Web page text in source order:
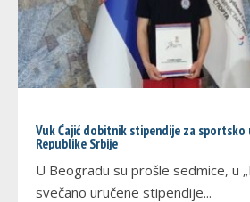
Vuk Ćajić dobitnik stipendije za sportsko
Republike Srbije
U Beogradu su prošle sedmice, u
svečano uručene stipendije...